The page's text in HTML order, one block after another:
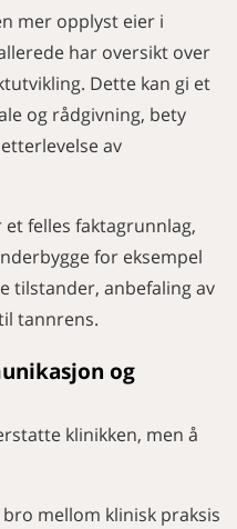
mer opplyst eier i
har oversikt over
Dette kan gi et
og rådgivning, bety
av
felles faktagrunnlag,
for eksempel
tilstander, anbefaling av
tannrens.
og
klinikken, men å
mellom klinisk praksis